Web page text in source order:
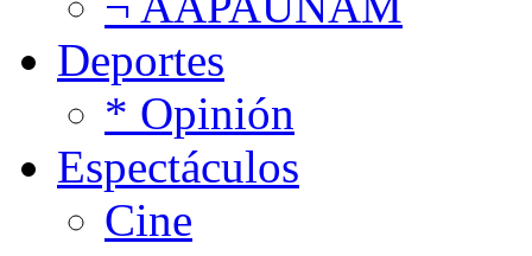
Deportes
* Opinión
Espectáculos
Cine